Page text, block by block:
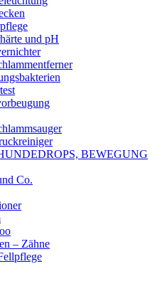
und pH
BEWEGUNG
Co.
– Zähne